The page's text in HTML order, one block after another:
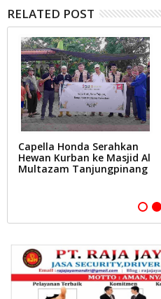
RELATED POST
Capella Honda Serahkan
Hewan Kurban ke Masjid Al
Multazam Tanjungpinang